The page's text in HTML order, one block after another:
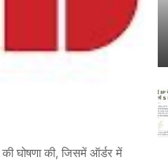
की घोषणा की, जिसमें ऑर्डर में